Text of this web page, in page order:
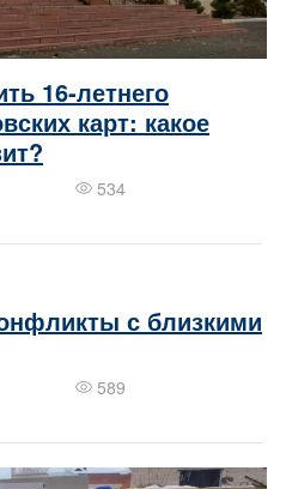
16‑летнего
карт: какое
534
с близкими
589